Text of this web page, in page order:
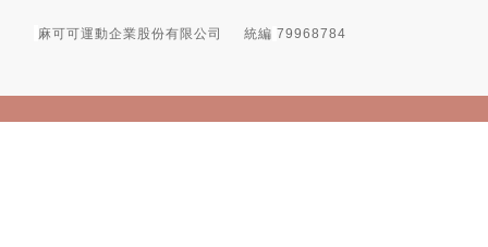
麻可可運動企業股份有限公司 統編 79968784